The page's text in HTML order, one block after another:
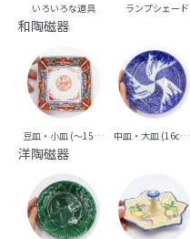
いろいろな道具 ランプシェード
和陶磁器
豆皿・小皿 (～15cm台) 中皿・大皿 (16cm台～)
洋陶磁器